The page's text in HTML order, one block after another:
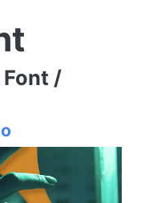
/